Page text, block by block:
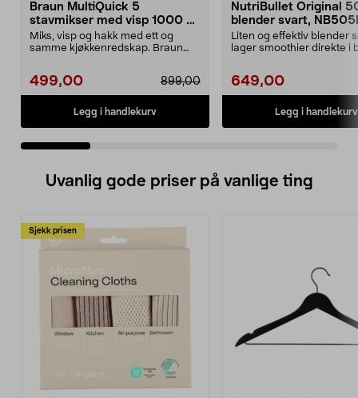
Braun MultiQuick 5
stavmikser med visp 1000 W,
MQ50202M
Miks, visp og hakk med ett og
samme kjøkkenredskap. Braun
499,00 899,00
Legg i handlekurv
NutriBullet Original
blender svart,
Liten og effektiv blender
lager smoothier direkte i
649,00
Legg i handlekurv
Uvanlig gode priser på vanlige ting
Sjekk prisen